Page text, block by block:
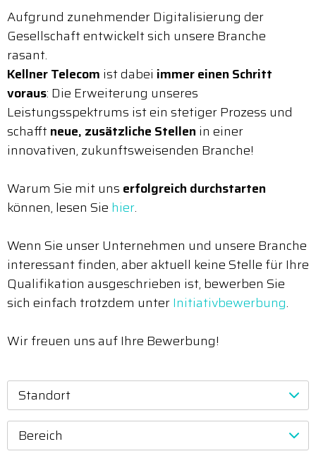
Aufgrund zunehmender Digitalisierung der
Gesellschaft entwickelt sich unsere Branche
rasant.
Kellner Telecom ist dabei immer einen Schritt
voraus: Die Erweiterung unseres
Leistungsspektrums ist ein stetiger Prozess und
schafftneue, zusätzliche Stellen in einer
innovativen, zukunftsweisenden Branche!
Warum Sie mit uns erfolgreich durchstarten
können, lesen Sie hier.
Wenn Sie unser Unternehmen und unsere Branche
interessant finden, aber aktuell keine Stelle für Ihre
Qualifikation ausgeschrieben ist, bewerben Sie
sich einfach trotzdem unterInitiativbewerbung.
Wir freuen uns auf Ihre Bewerbung!
Standort
Bereich